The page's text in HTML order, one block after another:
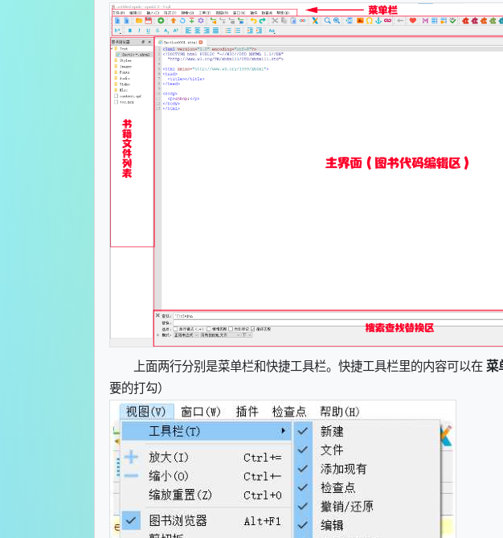
上面两行分别是菜单栏和快捷工具栏。快捷工具栏里的内容可以在菜
要的打勾）